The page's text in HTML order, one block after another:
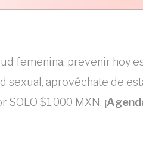
femenina, prevenir hoy
sexual, aprovéchate de
SOLO $1,000 MXN.